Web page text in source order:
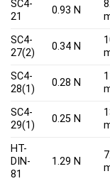
SC4-
21
0.93 N
SC4-
27(2)
0.34 N
SC4-
28(1)
0.28 N
SC4-
29(1)
0.25 N
HT-
DIN-
81
1.29 N